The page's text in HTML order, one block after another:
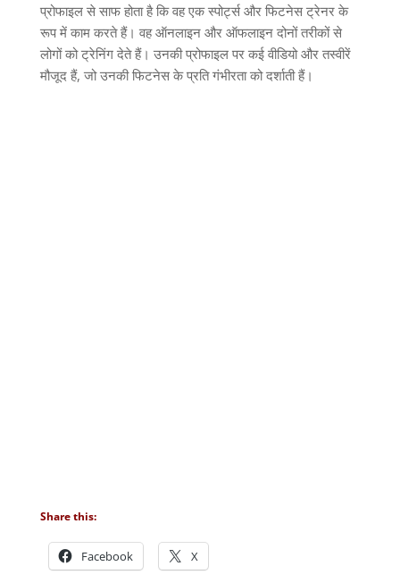
प्रोफाइल से साफ होता है कि वह एक स्पोर्ट्स और फिटनेस ट्रेनर के
रूप में काम करते हैं। वह ऑनलाइन और ऑफलाइन दोनों तरीकों से
लोगों को ट्रेनिंग देते हैं। उनकी प्रोफाइल पर कई वीडियो और तस्वीरें
मौजूद हैं, जो उनकी फिटनेस के प्रति गंभीरता को दर्शाती हैं।
Share this:
Facebook X